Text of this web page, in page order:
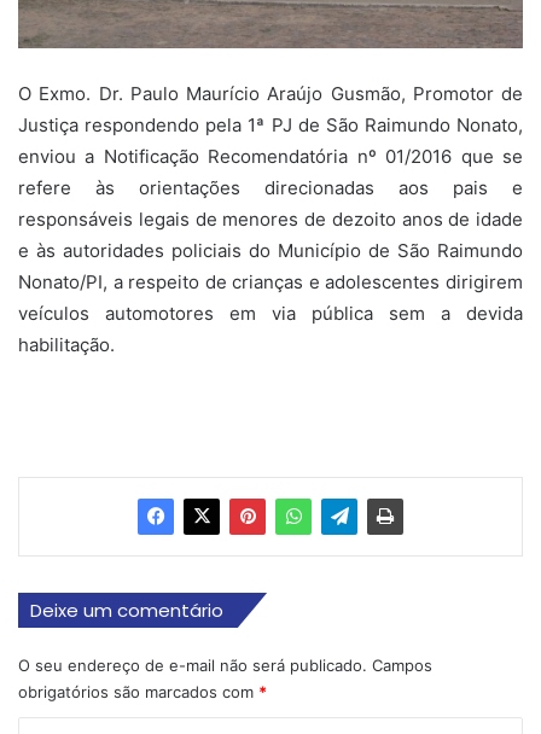
O Exmo. Dr. Paulo Maurício Araújo Gusmão, Promotor de
Justiça respondendo pela 1ª PJ de São Raimundo Nonato,
enviou a Notificação Recomendatória nº 01/2016 que se
refere às orientações direcionadas aos pais e
responsáveis legais de menores de dezoito anos de idade
e às autoridades policiais do Município de São Raimundo
Nonato/PI, a respeito de crianças e adolescentes dirigirem
veículos automotores em via pública sem a devida
habilitação.
Deixe um comentário
O seu endereço de e-mail não será publicado. Campos
obrigatórios são marcados com *